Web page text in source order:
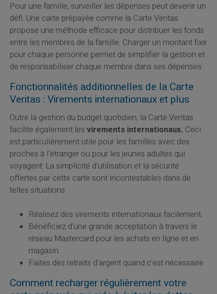
Pour une famille, surveiller les dépenses peut devenir un
défi. Une carte prépayée comme la Carte Veritas
propose une méthode efficace pour distribuer les fonds
entre les membres de la famille. Charger un montant fixe
pour chaque personne permet de simplifier la gestion et
de responsabiliser chaque membre dans ses dépenses.
Fonctionnalités additionnelles de la Carte
Veritas : Virements internationaux et plus
Outre la gestion du budget quotidien, la Carte Veritas
facilite également les virements internationaux. Ceci
est particulièrement utile pour les familles avec des
proches à l'étranger ou pour les jeunes adultes qui
voyagent. La simplicité d'utilisation et la sécurité
offertes par cette carte sont incontestables dans de
telles situations.
Réalisez des virements internationaux facilement.
Bénéficiez d'une grande acceptation à travers le
réseau Mastercard pour les achats en ligne et en
magasin.
Faites des retraits d'argent quand c’est nécessaire.
Comment recharger régulièrement votre